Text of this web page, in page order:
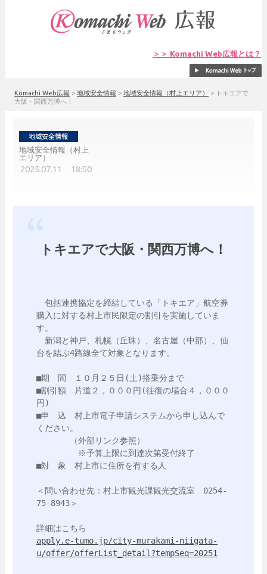
＞＞ Komachi Web広報とは？
Komachi Web広報 > 地域安全情報 > 地域安全情報（村上エリア） > トキエアで
大阪・関西万博へ！
地域安全情報（村上
エリア）
2025.07.11 18:50
トキエアで大阪・関西万博へ！
包括連携協定を締結している「トキエア」航空券
購入に対する村上市民限定の割引を実施していま
す。
新潟と神戸、札幌（丘珠）、名古屋（中部）、仙
台を結ぶ4路線全て対象となります。
■期　間　１０月２５日(土)搭乗分まで
■割引額　片道２，０００円(往復の場合４，０００
円)
■申　込　村上市電子申請システムから申し込んで
ください。
（外部リンク参照）
※予算上限に到達次第受付終了
■対　象　村上市に住所を有する人
＜問い合わせ先：村上市観光課観光交流室　0254-
75-8943＞
apply.e-tumo.jp/city-murakami-niigata-
u/offer/offerList_detail?tempSeq=20251